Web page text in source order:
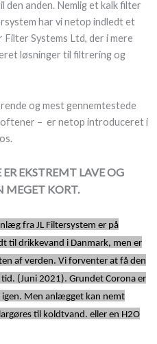
den anden. Nemlig et kalk filter
har vi netop indledt et
Filter Systems Ltd, der i mere
løsninger til filtrering og
og mest gennemtestede
– er netop introduceret i
EKSTREMT LAVE OG
MEGET KORT.
fra JL Filtersystem er på
til drikkevand i Danmark, men er
af verden. Vi forventer at få den
(Juni 2021). Grundet Corona er
Men anlægget kan nemt
til koldtvand. eller en H2O